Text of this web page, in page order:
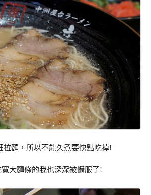
拉麵，所以不能久煮要快點吃掉!
大麵條的我也深深被懾服了!